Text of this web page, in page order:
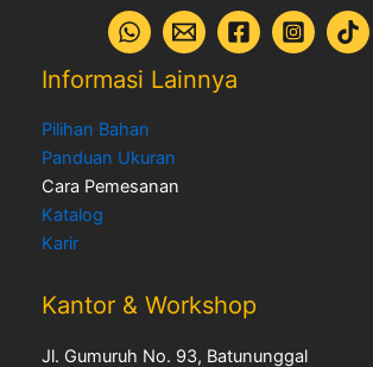
Informasi Lainnya
Pilihan Bahan
Panduan Ukuran
Cara Pemesanan
Katalog
Karir
Kantor & Workshop
Jl. Gumuruh No. 93, Batununggal